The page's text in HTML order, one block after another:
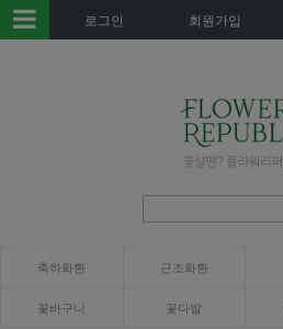
로그인 회원가입
축하화환 근조화환
꽃바구니 꽃다발